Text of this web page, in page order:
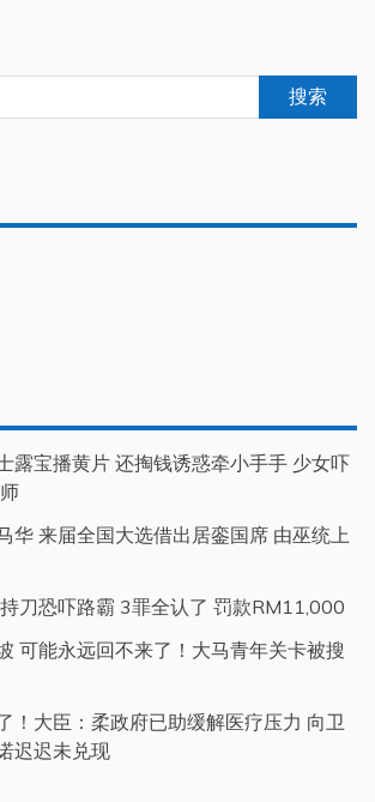
露宝播黄片 还掏钱诱惑牵小手手 少女吓
华 来届全国大选借出居銮国席 由巫统上
刀恐吓路霸 3罪全认了 罚款RM11,000
可能永远回不来了！大马青年关卡被搜
！大臣：柔政府已助缓解医疗压力 向卫
迟迟未兑现